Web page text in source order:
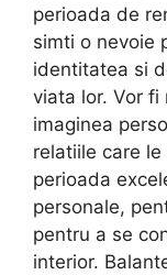
perioada de
simti o nevoie
identitatea si
viata lor. Vor
imaginea
relatiile care
perioada
personale,
pentru a se
interior.